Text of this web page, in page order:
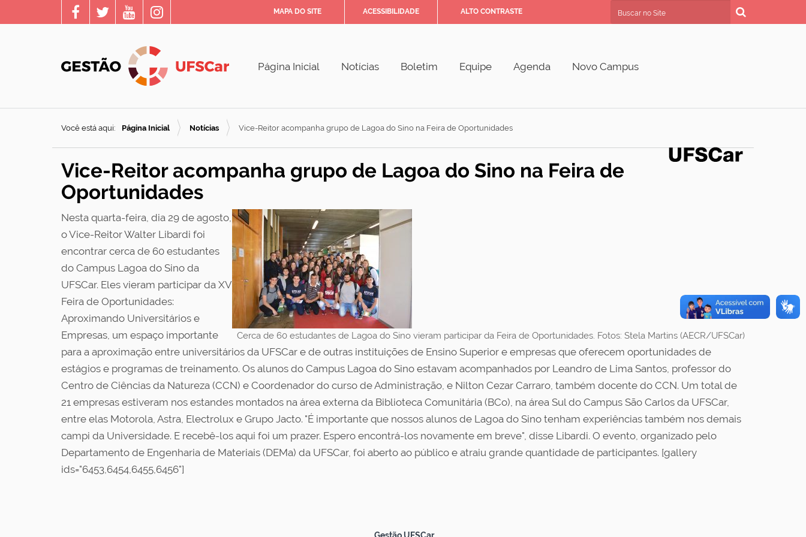
MAPA DO SITE ACESSIBILIDADE ALTO CONTRASTE Busca Avançada…
Página Inicial Notícias Boletim Equipe Agenda Novo Campus
Você está aqui: Página Inicial Notícias Vice-Reitor acompanha grupo de Lagoa do Sino na Feira de Oportunidades
Vice-Reitor acompanha grupo de Lagoa do Sino na Feira de
Oportunidades
Cerca de 60 estudantes de Lagoa do Sino vieram participar da Feira de Oportunidades. Fotos: Stela Martins (AECR/UFSCar)
Nesta quarta-feira, dia 29 de agosto,
o Vice-Reitor Walter Libardi foi
encontrar cerca de 60 estudantes
do Campus Lagoa do Sino da
UFSCar. Eles vieram participar da XV
Feira de Oportunidades:
Aproximando Universitários e
Empresas, um espaço importante
para a aproximação entre universitários da UFSCar e de outras instituições de Ensino Superior e empresas que oferecem oportunidades de
estágios e programas de treinamento. Os alunos do Campus Lagoa do Sino estavam acompanhados por Leandro de Lima Santos, professor do
Centro de Ciências da Natureza (CCN) e Coordenador do curso de Administração, e Nilton Cezar Carraro, também docente do CCN. Um total de
21 empresas estiveram nos estandes montados na área externa da Biblioteca Comunitária (BCo), na área Sul do Campus São Carlos da UFSCar,
entre elas Motorola, Astra, Electrolux e Grupo Jacto. "É importante que nossos alunos de Lagoa do Sino tenham experiências também nos demais
campi da Universidade. E recebê-los aqui foi um prazer. Espero encontrá-los novamente em breve", disse Libardi. O evento, organizado pelo
Departamento de Engenharia de Materiais (DEMa) da UFSCar, foi aberto ao público e atraiu grande quantidade de participantes. [gallery
ids="6453,6454,6455,6456"]